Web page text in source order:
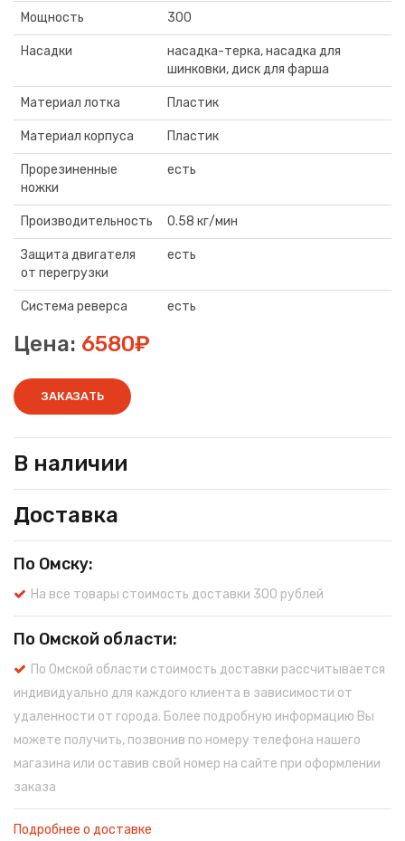
Мощность 300
Насадки
насадка-терка, насадка для
шинковки, диск для фарша
Материал лотка Пластик
Материал корпуса Пластик
Прорезиненные
ножки
есть
Производительность 0.58 кг/мин
Защита двигателя
от перегрузки
есть
Система реверса есть
Цена: 6580₽
ЗАКАЗАТЬ
В наличии
Доставка
По Омску:
На все товары стоимость доставки 300 рублей
По Омской области:
По Омской области стоимость доставки рассчитывается
индивидуально для каждого клиента в зависимости от
удаленности от города. Более подробную информацию Вы
можете получить, позвонив по номеру телефона нашего
магазина или оставив свой номер на сайте при оформлении
заказа
Подробнее о доставке